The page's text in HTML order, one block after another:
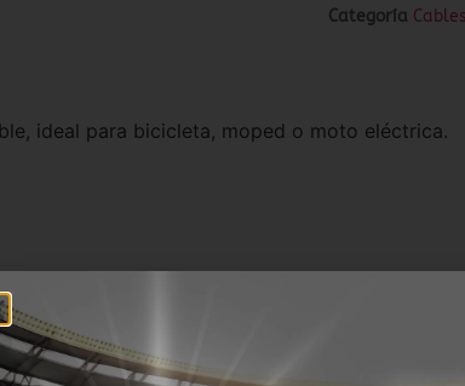
Categoría
ideal para bicicleta, moped o moto eléctrica.